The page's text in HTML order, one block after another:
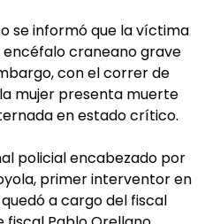
se informó que la víctima
craneano grave
con el correr de
mujer presenta muerte
en estado crítico.
policial encabezado por
primer interventor en
a cargo del fiscal